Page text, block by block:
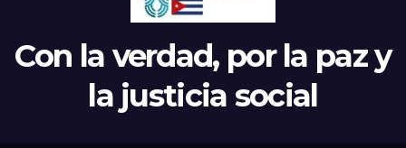
Con la verdad, por la paz y
la justicia social